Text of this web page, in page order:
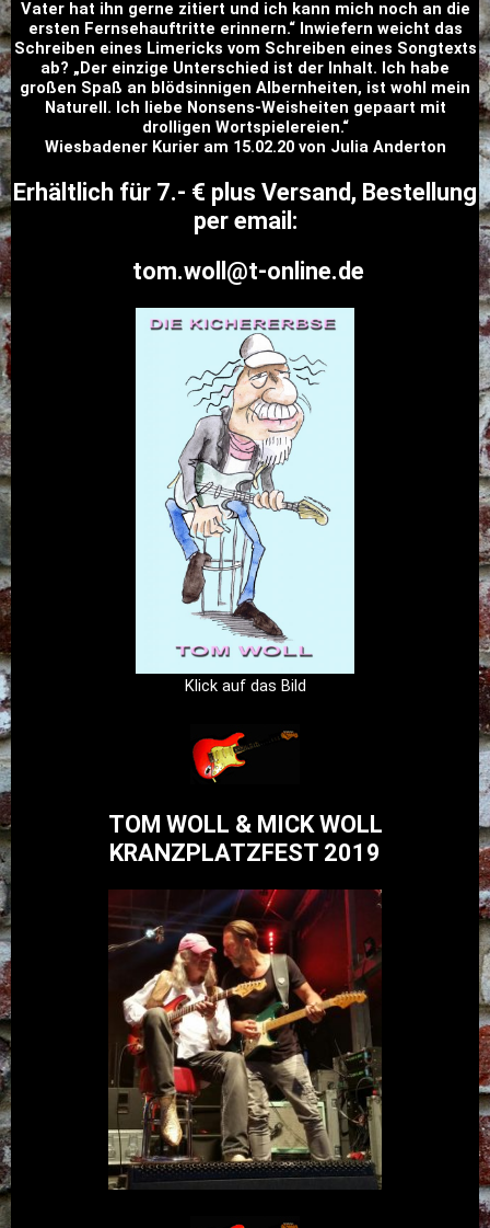
Vater hat ihn gerne zitiert und ich kann mich noch an die
ersten Fernsehauftritte erinnern.“ Inwiefern weicht das
Schreiben eines Limericks vom Schreiben eines Songtexts
ab? „Der einzige Unterschied ist der Inhalt. Ich habe
großen Spaß an blödsinnigen Albernheiten, ist wohl mein
Naturell. Ich liebe Nonsens-Weisheiten gepaart mit
drolligen Wortspielereien.“
Wiesbadener Kurier am 15.02.20 von Julia Anderton
Erhältlich für 7.- € plus Versand, Bestellung
per email:
tom.woll@t-online.de
Klick auf das Bild
TOM WOLL & MICK WOLL
KRANZPLATZFEST 2019